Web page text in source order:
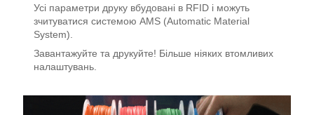
Усі параметри друку вбудовані в RFID і можуть
зчитуватися системою AMS (Automatic Material
System).
Завантажуйте та друкуйте! Більше ніяких втомливих
налаштувань.